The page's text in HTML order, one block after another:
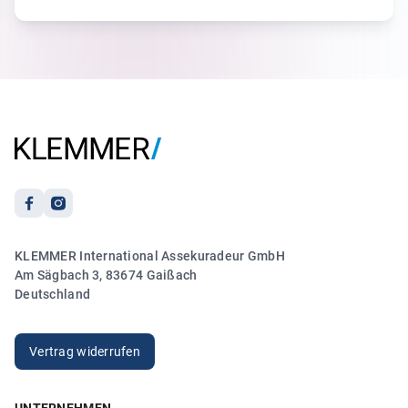
5.00
Anonym
21.03.2026
„Sehr freundlicher und kompetenter Kontakt. Vielen
Dank!“
KLEMMER International Assekuradeur GmbH
Am Sägbach 3, 83674 Gaißach
Deutschland
Vertrag widerrufen